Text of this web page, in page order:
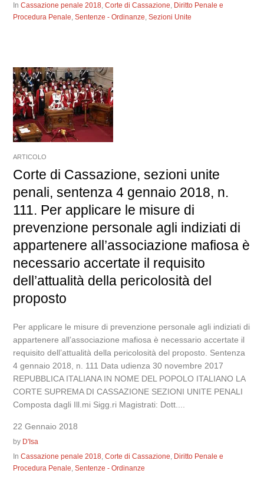
InCassazione penale 2018 ,Corte di Cassazione Diritto Penale e
Procedura Penale ,Sentenze - Ordinanze ,Sezioni Unite
ARTICOLO
Corte di Cassazione, sezioni unite
penali, sentenza 4 gennaio 2018, n.
111. Per applicare le misure di
prevenzione personale agli indiziati di
appartenere all’associazione mafiosa è
necessario accertate il requisito
dell’attualità della pericolosità del
proposto
Per applicare le misure di prevenzione personale agli indiziati di
appartenere all’associazione mafiosa è necessario accertate il
requisito dell’attualità della pericolosità del proposto. Sentenza
4 gennaio 2018, n. 111 Data udienza 30 novembre 2017
REPUBBLICA ITALIANA IN NOME DEL POPOLO ITALIANO LA
CORTE SUPREMA DI CASSAZIONE SEZIONI UNITE PENALI
Composta dagli Ill.mi Sigg.ri Magistrati: Dott....
22 Gennaio 2018
by D'Isa
InCassazione penale 2018,Corte di Cassazione, Diritto Penale e
Procedura Penale,Sentenze - Ordinanze